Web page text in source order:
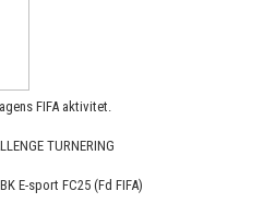
FIFA aktivitet.
TURNERING
E-sport FC25 (Fd FIFA)